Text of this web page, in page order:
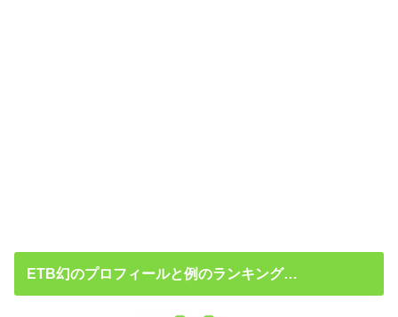
ETB幻のプロフィールと例のランキング…